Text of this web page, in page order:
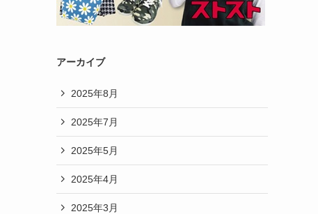
アーカイブ
2025年8月
2025年7月
2025年5月
2025年4月
2025年3月